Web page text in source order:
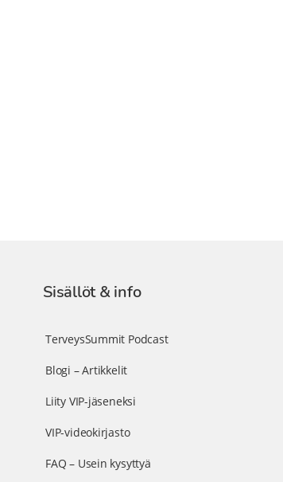
Sisällöt & info
TerveysSummit Podcast
Blogi – Artikkelit
Liity VIP-jäseneksi
VIP-videokirjasto
FAQ – Usein kysyttyä